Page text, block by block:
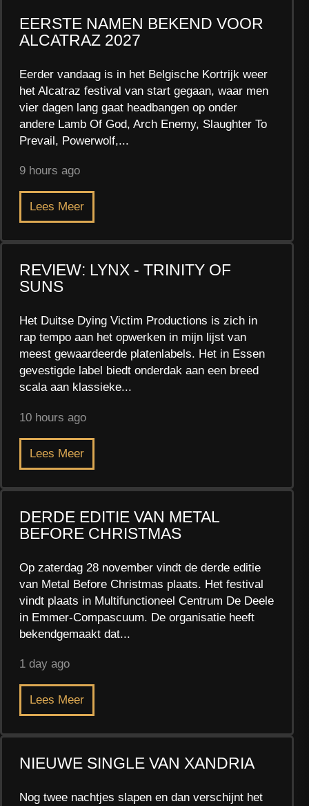
EERSTE NAMEN BEKEND VOOR
ALCATRAZ 2027
Eerder vandaag is in het Belgische Kortrijk weer
het Alcatraz festival van start gegaan, waar men
vier dagen lang gaat headbangen op onder
andere Lamb Of God, Arch Enemy, Slaughter To
Prevail, Powerwolf,...
9 hours ago
Lees Meer
REVIEW: LYNX - TRINITY OF
SUNS
Het Duitse Dying Victim Productions is zich in
rap tempo aan het opwerken in mijn lijst van
meest gewaardeerde platenlabels. Het in Essen
gevestigde label biedt onderdak aan een breed
scala aan klassieke...
10 hours ago
Lees Meer
DERDE EDITIE VAN METAL
BEFORE CHRISTMAS
Op zaterdag 28 november vindt de derde editie
van Metal Before Christmas plaats. Het festival
vindt plaats in Multifunctioneel Centrum De Deele
in Emmer-Compascuum. De organisatie heeft
bekendgemaakt dat...
1 day ago
Lees Meer
NIEUWE SINGLE VAN XANDRIA
Nog twee nachtjes slapen en dan verschijnt het